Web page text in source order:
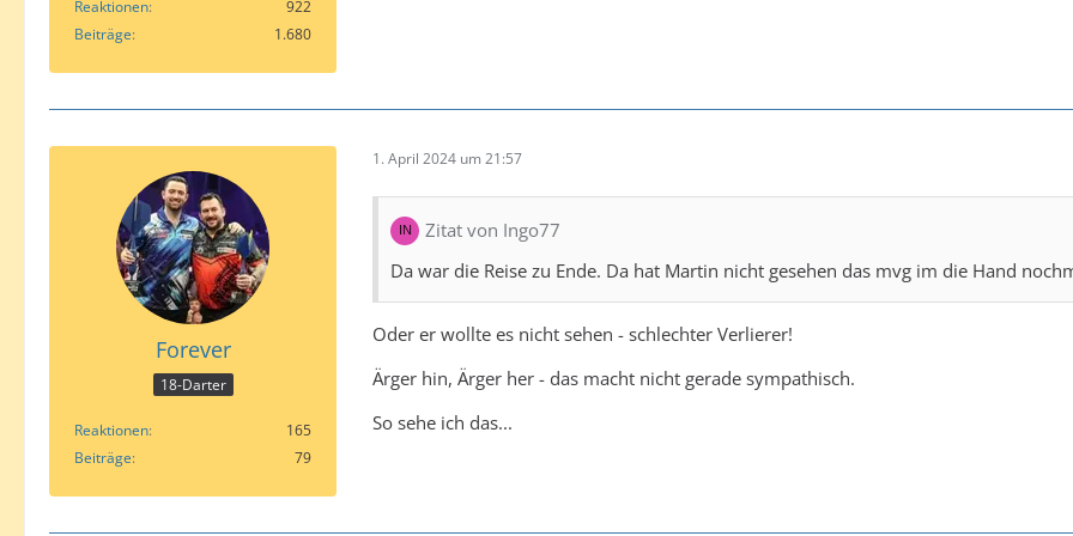
Reaktionen
922
Beiträge
1.680
Forever
18-Darter
Reaktionen
165
Beiträge
79
1. April 2024 um 21:57
Zitat von Ingo77
Da war die Reise zu Ende. Da hat Martin nicht gesehen das mvg im die Hand
Oder er wollte es nicht sehen - schlechter Verlierer!
Ärger hin, Ärger her - das macht nicht gerade sympathisch.
So sehe ich das...